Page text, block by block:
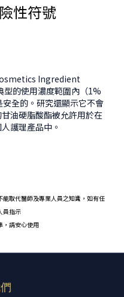
性符號
Ingredient
的使用濃度範圍內（1%
全的。研究還顯示它不會
油硬脂酸酯被允許用於在
護理產品中。
取代醫師及專業人員之知識，如有任
員指示
，請安心使用